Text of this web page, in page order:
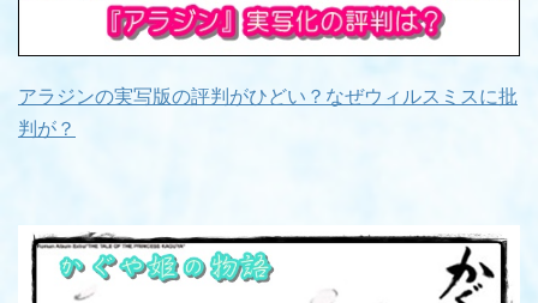
アラジンの実写版の評判がひどい？なぜウィルスミスに批
判が？